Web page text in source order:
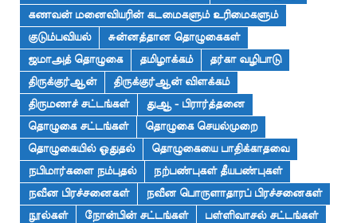
கணவன் மனைவியரின் கடமைகளும் உரிமைகளும்
குடும்பவியல்
சுன்னத்தான தொழுகைகள்
ஜமாஅத் தொழுகை
தமிழாக்கம்
தர்கா வழிபாடு
திருக்குர்ஆன்
திருக்குர்ஆன் விளக்கம்
திருமணச் சட்டங்கள்
துஆ - பிரார்த்தனை
தொழுகை சட்டங்கள்
தொழுகை செயல்முறை
தொழுகையில் ஓதுதல்
தொழுகையை பாதிக்காதவை
நபிமார்களை நம்புதல்
நற்பண்புகள் தீயபண்புகள்
நவீன பிரச்சனைகள்
நவீன பொருளாதாரப் பிரச்சனைகள்
நூல்கள்
நோன்பின் சட்டங்கள்
பள்ளிவாசல் சட்டங்கள்